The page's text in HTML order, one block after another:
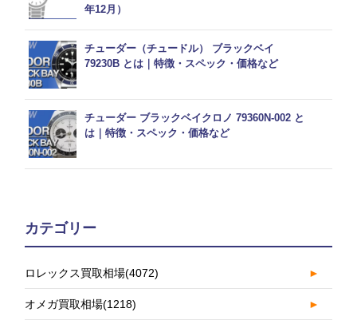
年12月）
チューダー（チュードル） ブラックベイ
79230B とは｜特徴・スペック・価格など
チューダー ブラックベイクロノ 79360N-002 と
は｜特徴・スペック・価格など
カテゴリー
ロレックス買取相場(4072) ►
オメガ買取相場(1218) ►